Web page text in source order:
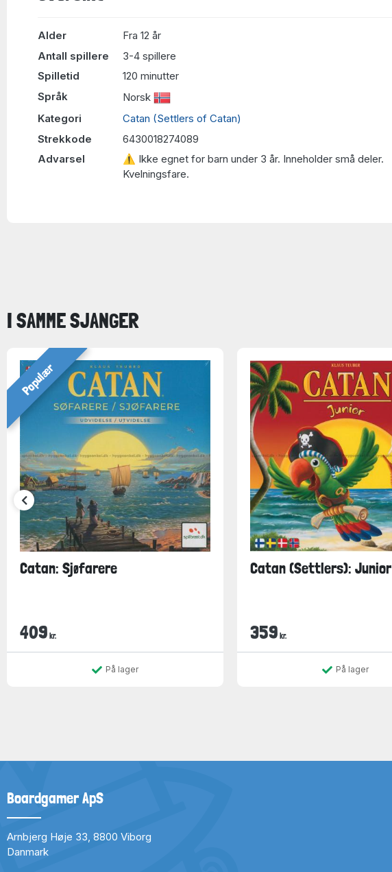
Alder
Fra 12 år
Antall spillere
3-4 spillere
Spilletid
120 minutter
Språk
Norsk
Kategori
Catan (Settlers of Catan)
Strekkode
6430018274089
Advarsel
⚠ Ikke egnet for barn under 3 år. Inneholder små deler.
Kvelningsfare.
I SAMME SJANGER
Populær
Catan: Sjøfarere
409 kr.
På lager
Catan (Settlers): Junior
359 kr.
På lager
Boardgamer ApS
Arnbjerg Høje 33, 8800 Viborg
Danmark